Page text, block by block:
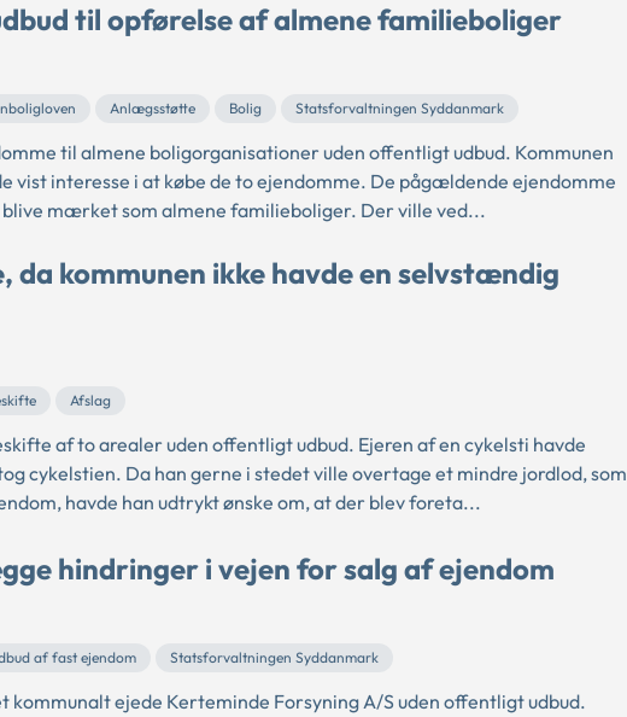
til opførelse af almene familieboliger
Anlægsstøtte Bolig Statsforvaltningen Syddanmark
til almene boligorganisationer uden offentligt udbud. Kommunen
vist interesse i at købe de to ejendomme. De pågældende ejendomme
mærket som almene familieboliger. Der ville ved...
kommunen ikke havde en selvstændig
Afslag
af to arealer uden offentligt udbud. Ejeren af en cykelsti havde
cykelstien. Da han gerne i stedet ville overtage et mindre jordlod, som
havde han udtrykt ønske om, at der blev foreta...
hindringer i vejen for salg af ejendom
af fast ejendom Statsforvaltningen Syddanmark
ejede Kerteminde Forsyning A/S uden offentligt udbud.